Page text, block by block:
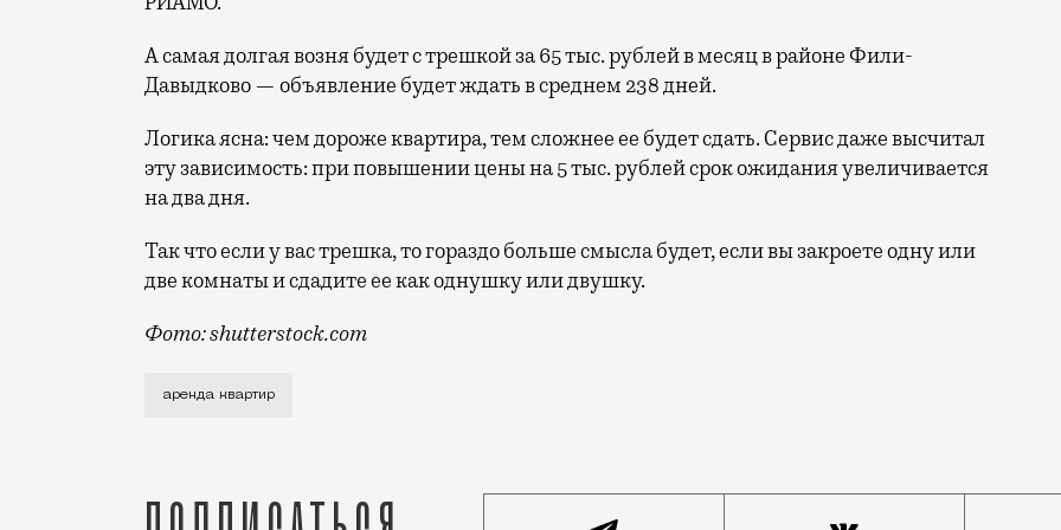
А самая долгая возня будет с трешкой за 65 тыс. рублей в месяц в районе Фили-
Давыдково — объявление будет ждать в среднем 238 дней.
Логика ясна: чем дороже квартира, тем сложнее ее будет сдать. Сервис даже высчитал
эту зависимость: при повышении цены на 5 тыс. рублей срок ожидания увеличивается
на два дня.
Так что если у вас трешка, то гораздо больше смысла будет, если вы закроете одну или
две комнаты и сдадите ее как однушку или двушку.
Фото: shutterstock.com
Это, конечно, в среднем. Сервис «Яндекс.Недвижимость» проанализировал данные по
аренда квартир